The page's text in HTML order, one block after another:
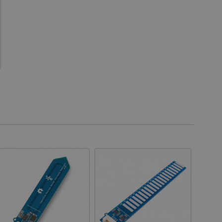
Einwilligungs- und
auf der PrestaShop-
des Besuchers.
Nutzerdaten zu
der Website zu
zu
verwendet, um
in jeder
gerichtet werden,
der Website